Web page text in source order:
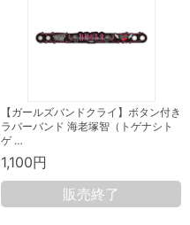
【ガールズバンドクライ】ボタン付き
ラバーバンド 海老塚智（トゲナシト
ゲ …
1,100円
販売終了